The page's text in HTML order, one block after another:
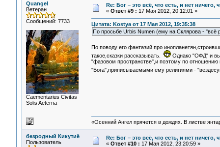
Quangel
Ветеран
Сообщений: 7733
Сaementarius Civitas
Solis Aeterna
Re: Бог – это всё, что есть, и нет
« Ответ #9 : 17 Мая 2012, 20:12:01 »
Цитата: Kostya от 17 Мая 2012, 19:35:38
По просьбе Urbis Numen (ему на Склярова - "всё
По поводу его фантазий про
такое,сказки рассказывать.
Однако "ОФД" и
"фазовом пространстве",и поэтому по отношению
"Бога",приписываемыми ему религиями -
«Осенний Ангел прячется в дождях. В листве
безродный Кикутиё
Пользователь
Re: Бог – это всё, что есть, и нет
« Ответ #10 : 17 Мая 2012, 23:20:59 »